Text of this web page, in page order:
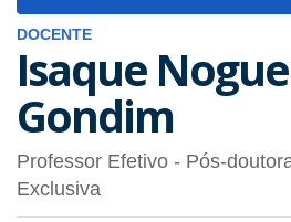
DOCENTE
Isaque
Gondim
Professor Efetivo - Pós-
Exclusiva